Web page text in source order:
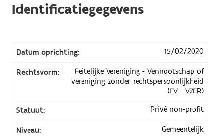
Identificatiegegevens
Datum oprichting: 15/02/2020
Rechtsvorm:
Feitelijke Vereniging - Vennootschap of
vereniging zonder rechtspersoonlijkheid
(FV - VZER)
Statuut:
Privé non-profit
Niveau: Gemeentelijk